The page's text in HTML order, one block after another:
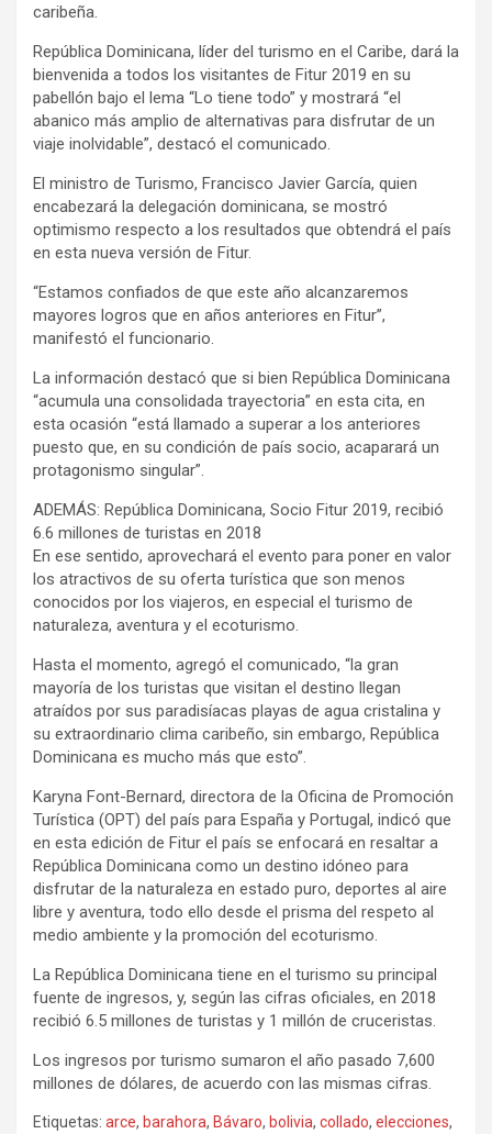
caribeña.
República Dominicana, líder del turismo en el Caribe, dará la
bienvenida a todos los visitantes de Fitur 2019 en su
pabellón bajo el lema “Lo tiene todo” y mostrará “el
abanico más amplio de alternativas para disfrutar de un
viaje inolvidable”, destacó el comunicado.
El ministro de Turismo, Francisco Javier García, quien
encabezará la delegación dominicana, se mostró
optimismo respecto a los resultados que obtendrá el país
en esta nueva versión de Fitur.
“Estamos confiados de que este año alcanzaremos
mayores logros que en años anteriores en Fitur”,
manifestó el funcionario.
La información destacó que si bien República Dominicana
“acumula una consolidada trayectoria” en esta cita, en
esta ocasión “está llamado a superar a los anteriores
puesto que, en su condición de país socio, acaparará un
protagonismo singular”.
ADEMÁS: República Dominicana, Socio Fitur 2019, recibió
6.6 millones de turistas en 2018
En ese sentido, aprovechará el evento para poner en valor
los atractivos de su oferta turística que son menos
conocidos por los viajeros, en especial el turismo de
naturaleza, aventura y el ecoturismo.
Hasta el momento, agregó el comunicado, “la gran
mayoría de los turistas que visitan el destino llegan
atraídos por sus paradisíacas playas de agua cristalina y
su extraordinario clima caribeño, sin embargo, República
Dominicana es mucho más que esto”.
Karyna Font-Bernard, directora de la Oficina de Promoción
Turística (OPT) del país para España y Portugal, indicó que
en esta edición de Fitur el país se enfocará en resaltar a
República Dominicana como un destino idóneo para
disfrutar de la naturaleza en estado puro, deportes al aire
libre y aventura, todo ello desde el prisma del respeto al
medio ambiente y la promoción del ecoturismo.
La República Dominicana tiene en el turismo su principal
fuente de ingresos, y, según las cifras oficiales, en 2018
recibió 6.5 millones de turistas y 1 millón de cruceristas.
Los ingresos por turismo sumaron el año pasado 7,600
millones de dólares, de acuerdo con las mismas cifras.
Etiquetas: arce, barahora, Bávaro, bolivia, collado, elecciones,